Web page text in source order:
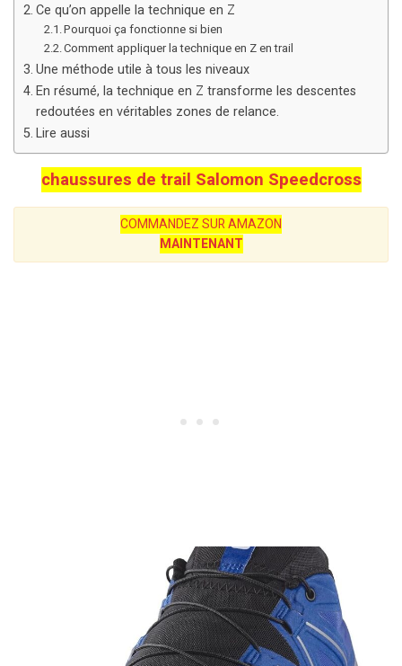
Ce qu’on appelle la technique en Z
Pourquoi ça fonctionne si bien
Comment appliquer la technique en Z en trail
Une méthode utile à tous les niveaux
En résumé, la technique en Z transforme les descentes
redoutées en véritables zones de relance.
Lire aussi
chaussures de trail Salomon Speedcross
COMMANDEZ SUR AMAZON
MAINTENANT